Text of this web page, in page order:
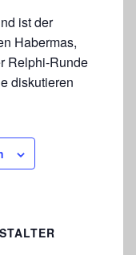
ist der
Habermas,
Relphi-Runde
diskutieren